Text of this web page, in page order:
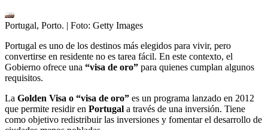
Portugal, Porto. | Foto: Getty Images
Portugal es uno de los destinos más elegidos para vivir, pero
convertirse en residente no es tarea fácil. En este contexto, el
Gobierno ofrece una “visa de oro” para quienes cumplan algunos
requisitos.
La Golden Visa o “visa de oro” es un programa lanzado en 2012
que permite residir en Portugal a través de una inversión. Tiene
como objetivo redistribuir las inversiones y fomentar el desarrollo de